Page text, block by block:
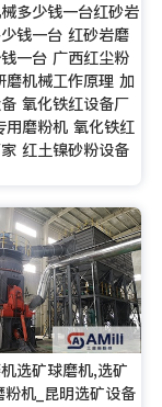
多少钱一台红砂岩
钱一台 红砂岩磨
一台 广西红尘粉
磨机械工作原理 加
氧化铁红设备厂
用磨粉机 氧化铁红
红土镍砂粉设备
选矿球磨机,选矿
粉机_昆明选矿设备